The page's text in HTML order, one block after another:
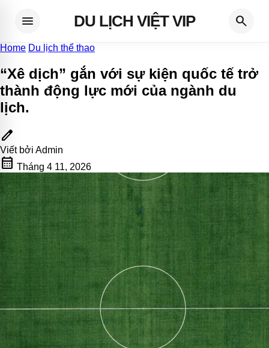
menu DU LỊCH VIỆT VIP search
Home Du lịch thể thao
“Xê dịch” gắn với sự kiện quốc tế trở
thành động lực mới của ngành du
lịch.
edit
Viết bởi Admin
calendar_month Tháng 4 11, 2026